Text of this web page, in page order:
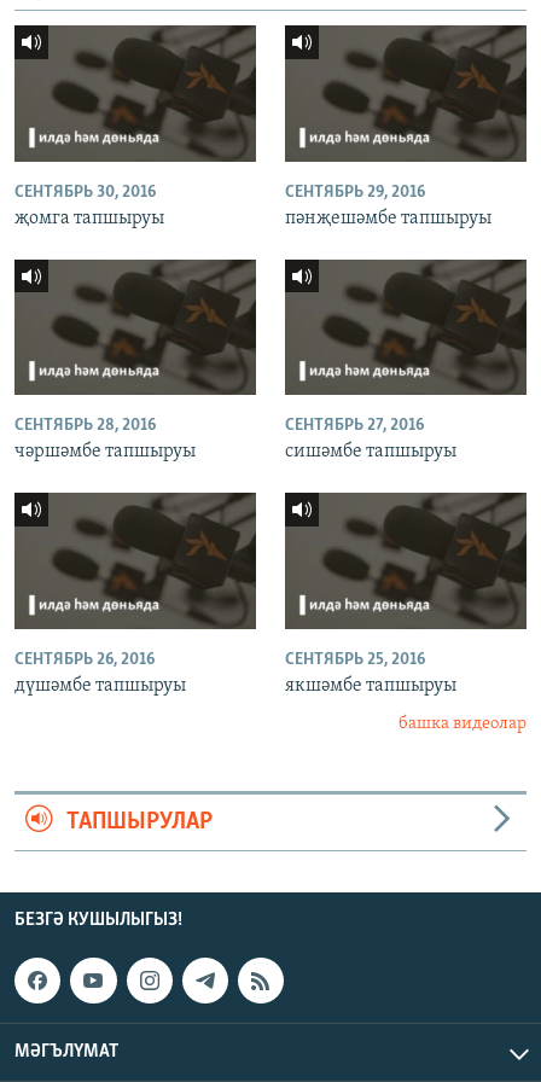
СЕНТЯБРЬ 30, 2016
җомга тапшыруы
СЕНТЯБРЬ 29, 2016
пәнҗешәмбе тапшыруы
СЕНТЯБРЬ 28, 2016
чәршәмбе тапшыруы
СЕНТЯБРЬ 27, 2016
сишәмбе тапшыруы
СЕНТЯБРЬ 26, 2016
дүшәмбе тапшыруы
СЕНТЯБРЬ 25, 2016
якшәмбе тапшыруы
башка видеолар
ТАПШЫРУЛАР
БЕЗГӘ КУШЫЛЫГЫЗ!
МӘГЪЛҮМАТ